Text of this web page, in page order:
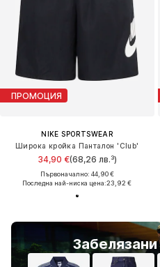
ПРОМОЦИЯ
NIKE SPORTSWEAR
Широка кройка Панталон 'Club'
34,90 €(68,26 лв.³)
Първоначално: 44,90 €
Последна най-ниска цена:23,92 €